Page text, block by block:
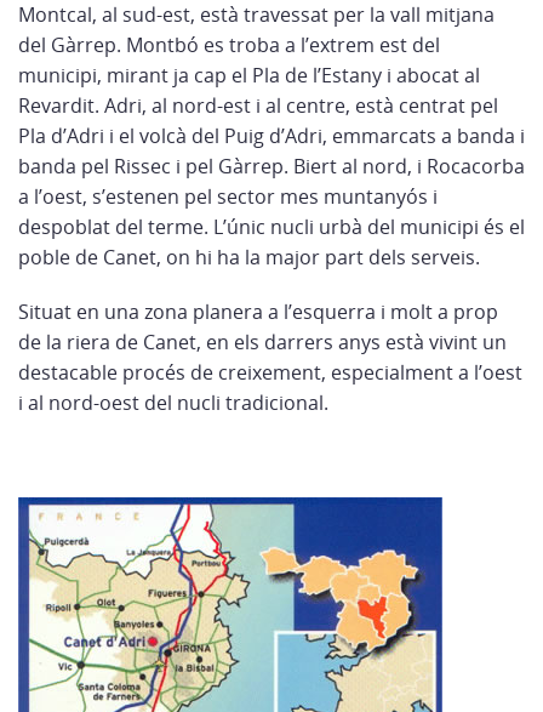
Montcal, al sud-est, està travessat per la vall mitjana
del Gàrrep. Montbó es troba a l’extrem est del
municipi, mirant ja cap el Pla de l’Estany i abocat al
Revardit. Adri, al nord-est i al centre, està centrat pel
Pla d’Adri i el volcà del Puig d’Adri, emmarcats a banda i
banda pel Rissec i pel Gàrrep. Biert al nord, i Rocacorba
a l’oest, s’estenen pel sector mes muntanyós i
despoblat del terme. L’únic nucli urbà del municipi és el
poble de Canet, on hi ha la major part dels serveis.
Situat en una zona planera a l’esquerra i molt a prop
de la riera de Canet, en els darrers anys està vivint un
destacable procés de creixement, especialment a l’oest
i al nord-oest del nucli tradicional.